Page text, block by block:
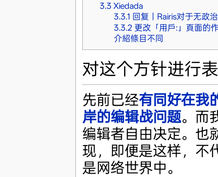
3.3 Xiedada
3.3.1 回复丨Rairis对于无政
3.3.2 更改「用戶:」頁面的
介紹條目不同
对这个方针进行
先前已经有同好在我
岸的编辑战问题。而
编辑者自由决定。也
现，即便是这样，不
是网络世界中。